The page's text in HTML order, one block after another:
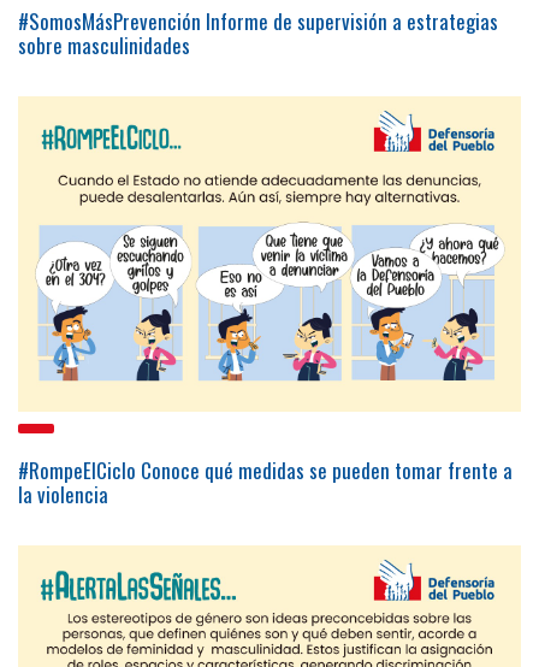
#SomosMásPrevención Informe de supervisión a estrategias
sobre masculinidades
#RompeElCiclo Conoce qué medidas se pueden tomar frente a
la violencia